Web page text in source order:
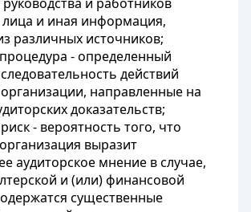
лица и иная информация,
различных источников;
- определенный
действий
направленные на
доказательств;
- вероятность того, что
выразит
аудиторское мнение в случае,
и (или) финансовой
существенные